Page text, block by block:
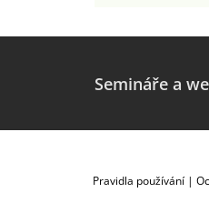
Semináře a
Pravidla používání |